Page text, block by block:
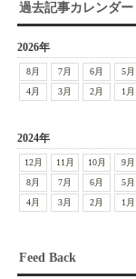
過去記事カレンダー
2026年
8月 7月 6月
5月
4月
3月 2月 1月
2024年
12月 11月 10月
9月
8月
7月 6月
5月
4月
3月 2月 1月
Feed Back